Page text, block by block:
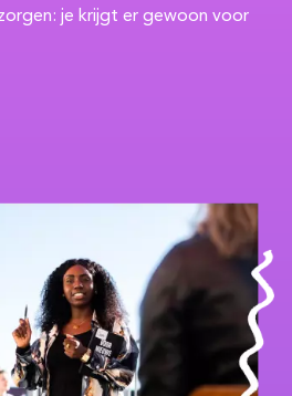
je krijgt er gewoon voor